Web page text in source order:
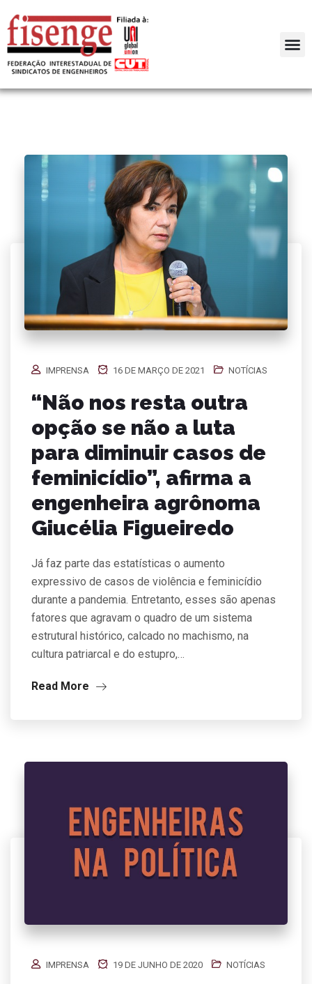
IMPRENSA 16 DE MARÇO DE 2021 NOTÍCIAS
“Não nos resta outra
opção se não a luta
para diminuir casos de
feminicídio”, afirma a
engenheira agrônoma
Giucélia Figueiredo
Já faz parte das estatísticas o aumento
expressivo de casos de violência e feminicídio
durante a pandemia. Entretanto, esses são apenas
fatores que agravam o quadro de um sistema
estrutural histórico, calcado no machismo, na
cultura patriarcal e do estupro,…
Read More
IMPRENSA 19 DE JUNHO DE 2020 NOTÍCIAS